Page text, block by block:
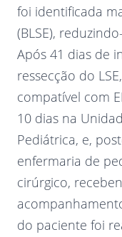
foi identificada
(BLSE),
Após 41 dias de
ressecção do
compatível com
10 dias na
Pediátrica, e,
enfermaria de
cirúrgico,
do paciente foi